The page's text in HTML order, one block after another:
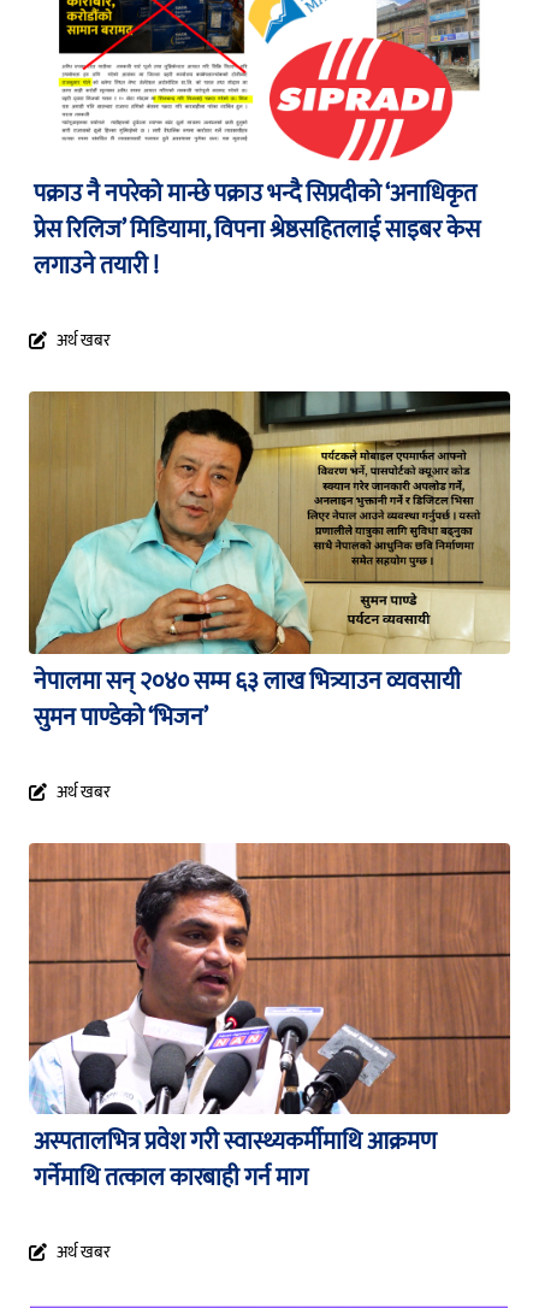
पक्राउ नै नपरेको मान्छे पक्राउ भन्दै सिप्रदीको ‘अनाधिकृत
प्रेस रिलिज’ मिडियामा, विपना श्रेष्ठसहितलाई साइबर केस
लगाउने तयारी !
अर्थ खबर
नेपालमा सन् २०४० सम्म ६३ लाख भित्र्याउन व्यवसायी
सुमन पाण्डेको ‘भिजन’
अर्थ खबर
अस्पतालभित्र प्रवेश गरी स्वास्थ्यकर्मीमाथि आक्रमण
गर्नेमाथि तत्काल कारबाही गर्न माग
अर्थ खबर